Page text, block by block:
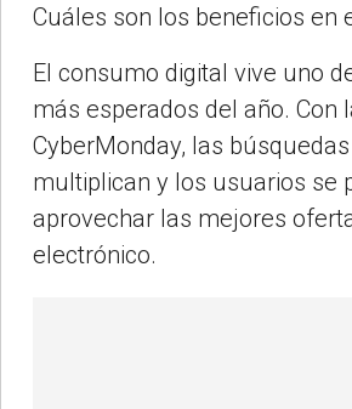
Cuáles son los beneficios en
El consumo digital vive uno
más esperados del año. Con
CyberMonday, las
multiplican y los usuarios se
aprovechar las mejores
electrónico.